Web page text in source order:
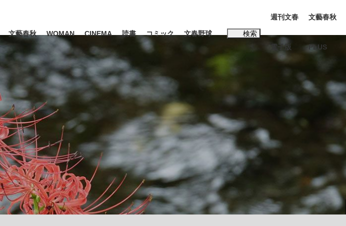
ライフ ビジネス インタビュー 読書
「最悪の空気のまま解散」WBC日本代表“敗戦”の真実 選手が明かす...
観る将棋、読む将棋
文藝春秋 WOMAN CINEMA 読書 コミック 文春野球 検索
キーワード入力
#城彰二 #内田有紀 #松田聖子
#玉木雄一郎
週刊文春
電子版
文藝春秋
PLUS